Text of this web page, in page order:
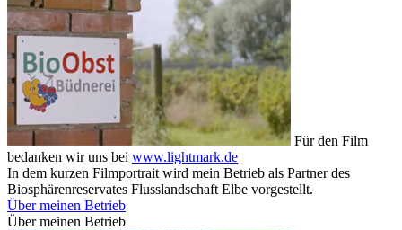
Für den Film
bedanken wir uns bei www.lightmark.de
In dem kurzen Filmportrait wird mein Betrieb als Partner des
Biosphärenreservates Flusslandschaft Elbe vorgestellt.
Über meinen Betrieb
Über meinen Betrieb